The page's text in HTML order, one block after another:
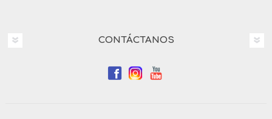
CONTÁCTANOS